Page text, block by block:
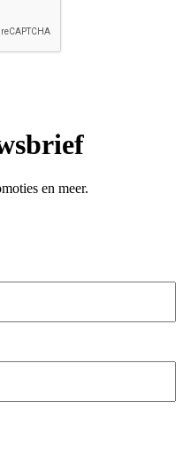
en meer.